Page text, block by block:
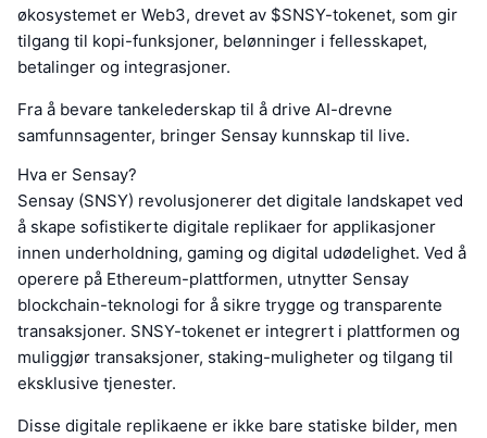
økosystemet er Web3, drevet av $SNSY-tokenet, som gir
tilgang til kopi-funksjoner, belønninger i fellesskapet,
betalinger og integrasjoner.
Fra å bevare tankelederskap til å drive AI-drevne
samfunnsagenter, bringer Sensay kunnskap til live.
Hva er Sensay?
Sensay (SNSY) revolusjonerer det digitale landskapet ved
å skape sofistikerte digitale replikaer for applikasjoner
innen underholdning, gaming og digital udødelighet. Ved å
operere på Ethereum-plattformen, utnytter Sensay
blockchain-teknologi for å sikre trygge og transparente
transaksjoner. SNSY-tokenet er integrert i plattformen og
muliggjør transaksjoner, staking-muligheter og tilgang til
eksklusive tjenester.
Disse digitale replikaene er ikke bare statiske bilder, men